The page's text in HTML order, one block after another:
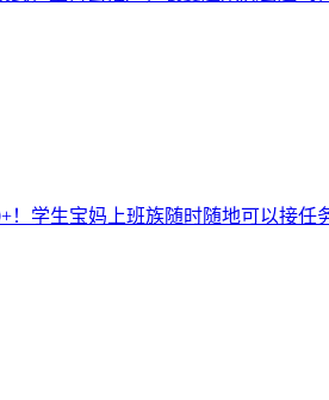
学生宝妈上班族随时随地可以接任